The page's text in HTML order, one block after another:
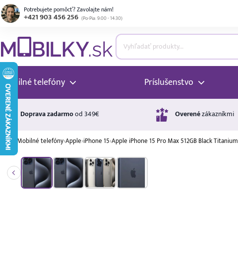
Potrebujete pomôcť? Zavolajte nám!
+421 903 456 256 (Po-Pia: 9:00 - 14:30)
Mobilné telefóny Príslušenstvo
Doprava zadarmood 349€ Overenézákazníkmi
Mobilné telefóny›Apple›iPhone 15›Apple iPhone 15 Pro Max 512GB Black Titanium
A A ↑
G
Úrok
17,99 %
p.a.